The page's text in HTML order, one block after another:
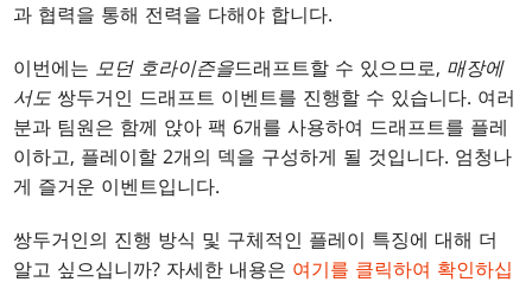
과 협력을 통해 전력을 다해야 합니다.
이번에는 모던 호라이즌을드래프트할 수 있으므로, 매장에
서도 쌍두거인 드래프트 이벤트를 진행할 수 있습니다. 여러
분과 팀원은 함께 앉아 팩 6개를 사용하여 드래프트를 플레
이하고, 플레이할 2개의 덱을 구성하게 될 것입니다. 엄청나
게 즐거운 이벤트입니다.
쌍두거인의 진행 방식 및 구체적인 플레이 특징에 대해 더
알고 싶으십니까? 자세한 내용은 여기를 클릭하여 확인하십